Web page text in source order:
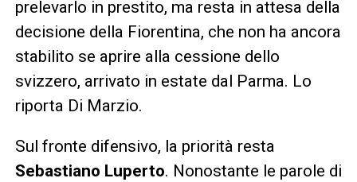
prelevarlo in prestito, ma resta in attesa della
decisione della Fiorentina, che non ha ancora
stabilito se aprire alla cessione dello
svizzero, arrivato in estate dal Parma. Lo
riporta Di Marzio.
Sul fronte difensivo, la priorità resta
Sebastiano Luperto. Nonostante le parole di